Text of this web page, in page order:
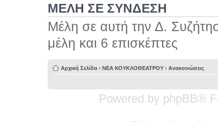
ΜΕΛΗ ΣΕ ΣΥΝΔΕΣΗ
Μέλη σε αυτή την Δ.
μέλη και 6 επισκέπτες
Αρχική Σελίδα ‹ ΝΕΑ ΚΟΥΚΛΟΘΕΑΤΡΟΥ ‹ Ανακοινώσεις
Powered by phpBB®